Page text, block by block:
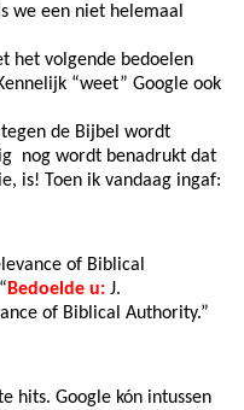
we een niet helemaal
het volgende bedoelen
“weet” Google ook
de Bijbel wordt
nog wordt benadrukt dat
is! Toen ik vandaag ingaf:
of Biblical
Bedoelde u: J.
of Biblical Authority.”
hits. Google kón intussen